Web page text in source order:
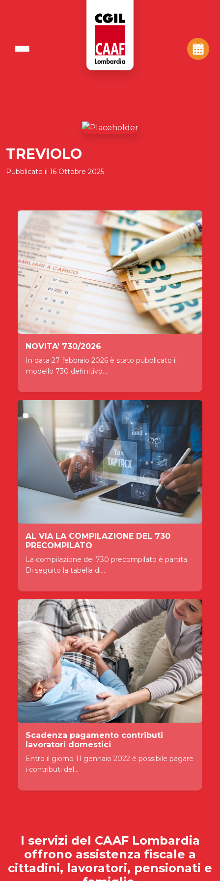
TREVIOLO
Pubblicato il 16 Ottobre 2025
NOVITA’ 730/2026
In data 27 febbraio 2026 è stato pubblicato il
modello 730 definitivo....
AL VIA LA COMPILAZIONE DEL 730
PRECOMPILATO
La compilazione del 730 precompilato è partita.
Di seguito la tabella di...
Scadenza pagamento contributi
lavoratori domestici
Entro il giorno 11 gennaio 2022 è possibile pagare
i contributi del...
I servizi del CAAF Lombardia
offrono assistenza fiscale a
cittadini, lavoratori, pensionati e